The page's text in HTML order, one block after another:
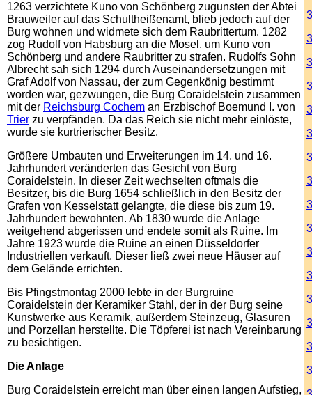
1263 verzichtete Kuno von Schönberg zugunsten der Abtei
Brauweiler auf das Schultheißenamt, blieb jedoch auf der
Burg wohnen und widmete sich dem Raubrittertum. 1282
zog Rudolf von Habsburg an die Mosel, um Kuno von
Schönberg und andere Raubritter zu strafen. Rudolfs Sohn
Albrecht sah sich 1294 durch Auseinandersetzungen mit
Graf Adolf von Nassau, der zum Gegenkönig bestimmt
worden war, gezwungen, die Burg Coraidelstein zusammen
mit der Reichsburg Cochem an Erzbischof Boemund I. von
Trier zu verpfänden. Da das Reich sie nicht mehr einlöste,
wurde sie kurtrierischer Besitz.
Größere Umbauten und Erweiterungen im 14. und 16.
Jahrhundert veränderten das Gesicht von Burg
Coraidelstein. In dieser Zeit wechselten oftmals die
Besitzer, bis die Burg 1654 schließlich in den Besitz der
Grafen von Kesselstatt gelangte, die diese bis zum 19.
Jahrhundert bewohnten. Ab 1830 wurde die Anlage
weitgehend abgerissen und endete somit als Ruine. Im
Jahre 1923 wurde die Ruine an einen Düsseldorfer
Industriellen verkauft. Dieser ließ zwei neue Häuser auf
dem Gelände errichten.
Bis Pfingstmontag 2000 lebte in der Burgruine
Coraidelstein der Keramiker Stahl, der in der Burg seine
Kunstwerke aus Keramik, außerdem Steinzeug, Glasuren
und Porzellan herstellte. Die Töpferei ist nach Vereinbarung
zu besichtigen.
Die Anlage
Burg Coraidelstein erreicht man über einen langen Aufstieg,